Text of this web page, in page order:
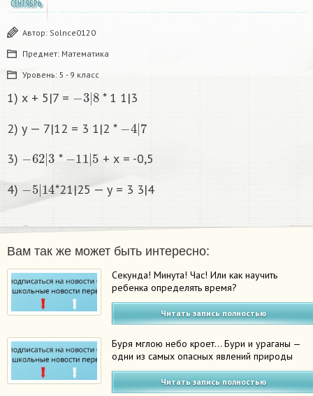
СЕНТЯБРЬ
Автор: Solnce0120
Предмет: Математика
Уровень: 5 - 9 класс
1) х + 5|7 = 3|8 * 1 1|3
2) у — 7|12 = 3 1|2 *
|7
3) 62|3 * 11| 5 + х = -0,5
4)
5|14*21|25 — у = 3 3|4
Вам так же может быть интересно:
Секунда! Минута! Час! Или как научить
ребенка определять время?
Читать запись полностью
Буря мглою небо кроет… Бури и ураганы —
одни из самых опасных явлений природы
Читать запись полностью